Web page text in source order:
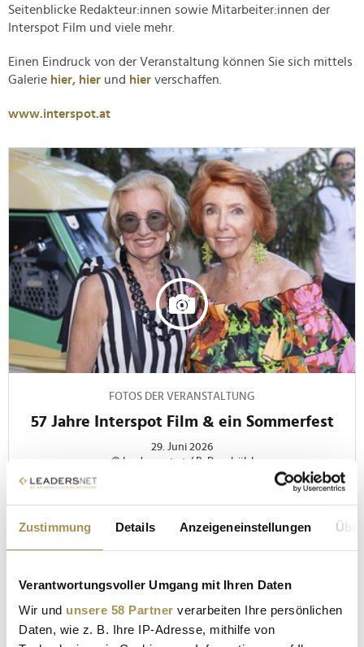
Zustimmung Details Anzeigeneinstellungen
Verantwortungsvoller Umgang mit Ihren Daten
Wir und unsere 58 Partner verarbeiten Ihre persönlichen
Daten, wie z. B. Ihre IP-Adresse, mithilfe von
Seitenblicke Redakteur:innen sowie Mitarbeiter:innen der
Interspot Film und viele mehr.
Einen Eindruck von der Veranstaltung können Sie sich mittels
Galerie hier, hier und hier verschaffen.
www.interspot.at
FOTOS DER VERANSTALTUNG
57 Jahre Interspot Film & ein Sommerfest
29. Juni 2026
© leadersnet.at / R. Brunhölzl